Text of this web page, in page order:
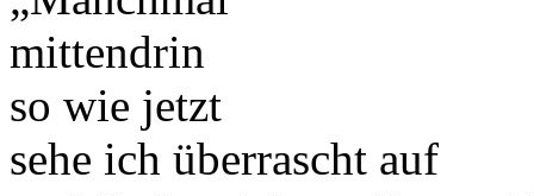
mittendrin
so wie jetzt
sehe ich überrascht auf